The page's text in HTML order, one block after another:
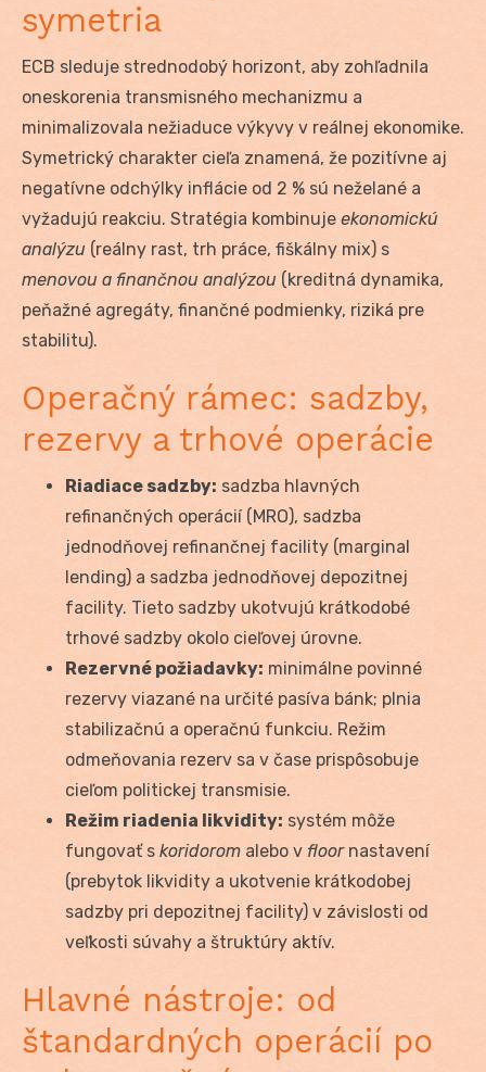
symetria
ECB sleduje strednodobý horizont, aby zohľadnila
oneskorenia transmisného mechanizmu a
minimalizovala nežiaduce výkyvy v reálnej ekonomike.
Symetrický charakter cieľa znamená, že pozitívne aj
negatívne odchýlky inflácie od 2 % sú neželané a
vyžadujú reakciu. Stratégia kombinuje ekonomickú
analýzu (reálny rast, trh práce, fiškálny mix) s
menovou a finančnou analýzou (kreditná dynamika,
peňažné agregáty, finančné podmienky, riziká pre
stabilitu).
Operačný rámec: sadzby,
rezervy a trhové operácie
Riadiace sadzby: sadzba hlavných
refinančných operácií (MRO), sadzba
jednodňovej refinančnej facility (marginal
lending) a sadzba jednodňovej depozitnej
facility. Tieto sadzby ukotvujú krátkodobé
trhové sadzby okolo cieľovej úrovne.
Rezervné požiadavky: minimálne povinné
rezervy viazané na určité pasíva bánk; plnia
stabilizačnú a operačnú funkciu. Režim
odmeňovania rezerv sa v čase prispôsobuje
cieľom politickej transmisie.
Režim riadenia likvidity: systém môže
fungovať s koridorom alebo v floornastavení
(prebytok likvidity a ukotvenie krátkodobej
sadzby pri depozitnej facility) v závislosti od
veľkosti súvahy a štruktúry aktív.
Hlavné nástroje: od
štandardných operácií po